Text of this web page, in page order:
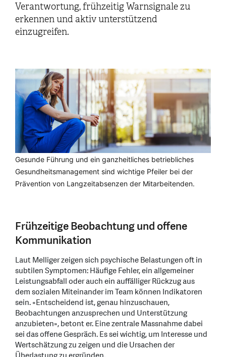
Verantwortung, frühzeitig Warnsignale zu
erkennen und aktiv unterstützend
einzugreifen.
Gesunde Führung und ein ganzheitliches betriebliches
Gesundheitsmanagement sind wichtige Pfeiler bei der
Prävention von Langzeitabsenzen der Mitarbeitenden.
Frühzeitige Beobachtung und offene
Kommunikation
Laut Melliger zeigen sich psychische Belastungen oft in
subtilen Symptomen: Häufige Fehler, ein allgemeiner
Leistungsabfall oder auch ein auffälliger Rückzug aus
dem sozialen Miteinander im Team können Indikatoren
sein. «Entscheidend ist, genau hinzuschauen,
Beobachtungen anzusprechen und Unterstützung
anzubieten», betont er. Eine zentrale Massnahme dabei
sei das offene Gespräch. Es sei wichtig, um Interesse und
Wertschätzung zu zeigen und die Ursachen der